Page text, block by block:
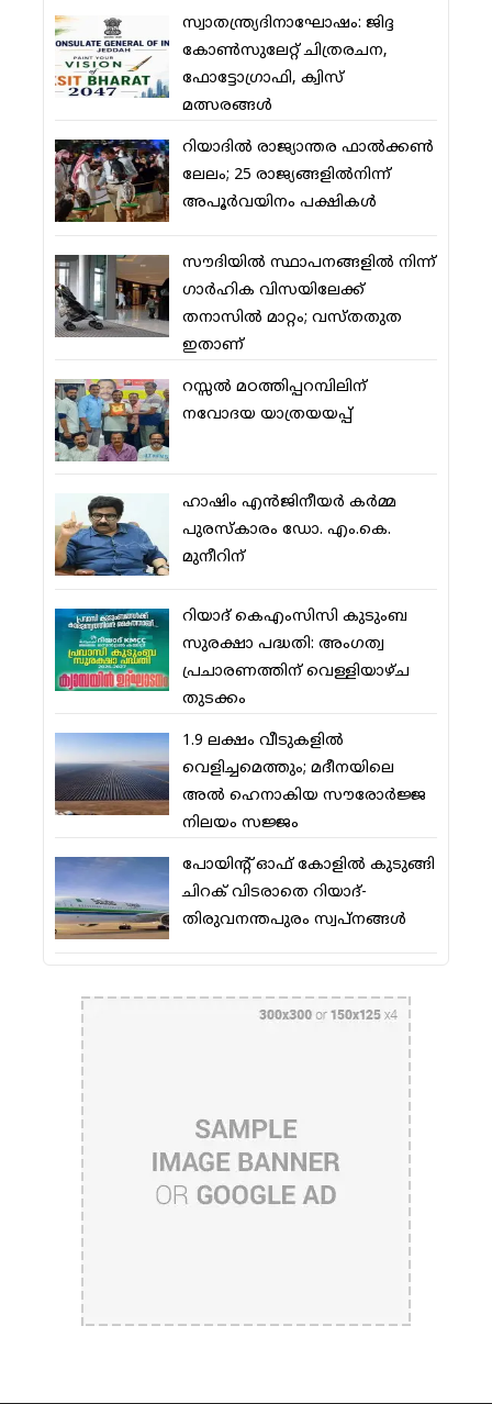
സ്വാതന്ത്ര്യദിനാഘോഷം: ജിദ്ദ
കോണ്‍സുലേറ്റ് ചിത്രരചന,
ഫോട്ടോഗ്രാഫി, ക്വിസ്
മത്സരങ്ങള്‍
റിയാദില്‍ രാജ്യാന്തര ഫാല്‍ക്കണ്‍
ലേലം; 25 രാജ്യങ്ങളില്‍നിന്ന്
അപൂര്‍വയിനം പക്ഷികള്‍
സൗദിയില്‍ സ്ഥാപനങ്ങളില്‍ നിന്ന്
ഗാര്‍ഹിക വിസയിലേക്ക്
തനാസില്‍ മാറ്റം; വസ്തതുത
ഇതാണ്
റസ്സല്‍ മഠത്തിപ്പറമ്പിലിന്
നവോദയ യാത്രയയപ്പ്
ഹാഷിം എന്‍ജിനീയര്‍ കര്‍മ്മ
പുരസ്‌കാരം ഡോ. എം.കെ.
മുനീറിന്
റിയാദ് കെഎംസിസി കുടുംബ
സുരക്ഷാ പദ്ധതി: അംഗത്വ
പ്രചാരണത്തിന് വെള്ളിയാഴ്ച
തുടക്കം
1.9 ലക്ഷം വീടുകളില്‍
വെളിച്ചമെത്തും; മദീനയിലെ
അല്‍ ഹെനാകിയ സൗരോര്‍ജ്ജ
നിലയം സജ്ജം
പോയിന്റ് ഓഫ് കോളില്‍ കുടുങ്ങി
ചിറക് വിടരാതെ റിയാദ്-
തിരുവനന്തപുരം സ്വപ്നങ്ങള്‍